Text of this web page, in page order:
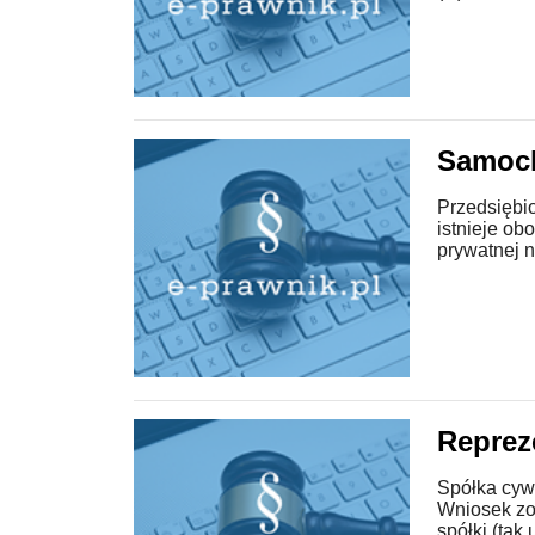
istnieje
prywatnej
Spółka
Wniosek
spółki (tak